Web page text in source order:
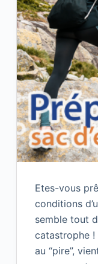
Etes-vous
conditions
semble tout
catastrophe
au “pire”,